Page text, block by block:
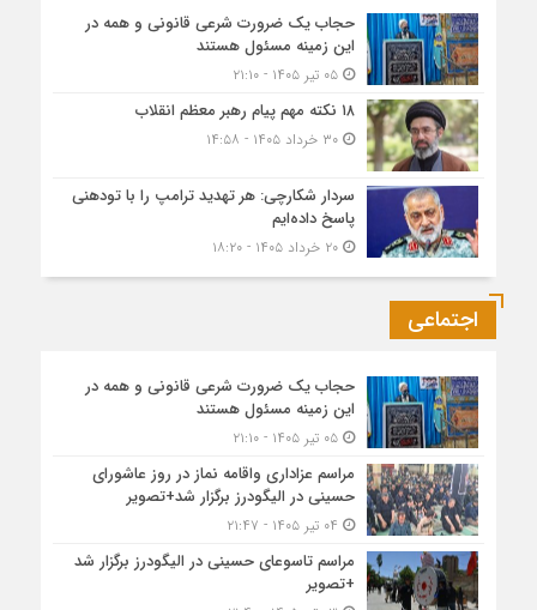
حجاب یک ضرورت شرعی قانونی و همه در
این زمینه مسئول هستند
۰۵ تیر ۱۴۰۵ - ۲۱:۱۰
۱۸ نکته مهم پیام رهبر معظم انقلاب
۳۰ خرداد ۱۴۰۵ - ۱۴:۵۸
سردار شکارچی: هر تهدید ترامپ را با تودهنی
پاسخ داده‌ایم
۲۰ خرداد ۱۴۰۵ - ۱۸:۲۰
اجتماعی
حجاب یک ضرورت شرعی قانونی و همه در
این زمینه مسئول هستند
۰۵ تیر ۱۴۰۵ - ۲۱:۱۰
مراسم عزاداری واقامه نماز در روز عاشورای
حسینی در الیگودرز برگزار شد+تصویر
مراسم تاسوعای حسینی در الیگودرز برگزار شد
+تصویر